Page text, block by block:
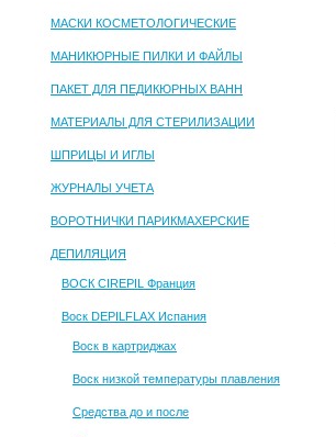
МАСКИ КОСМЕТОЛОГИЧЕСКИЕ
МАНИКЮРНЫЕ ПИЛКИ И ФАЙЛЫ
ПАКЕТ ДЛЯ ПЕДИКЮРНЫХ ВАНН
МАТЕРИАЛЫ ДЛЯ СТЕРИЛИЗАЦИИ
ШПРИЦЫ И ИГЛЫ
ЖУРНАЛЫ УЧЕТА
ВОРОТНИЧКИ ПАРИКМАХЕРСКИЕ
ДЕПИЛЯЦИЯ
ВОСК CIREPIL Франция
Воск DEPILFLAX Испания
Воск в картриджах
Воск низкой температуры плавления
Средства до и после